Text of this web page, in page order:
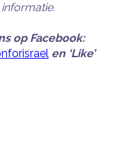
op Facebook:
en ‘Like’